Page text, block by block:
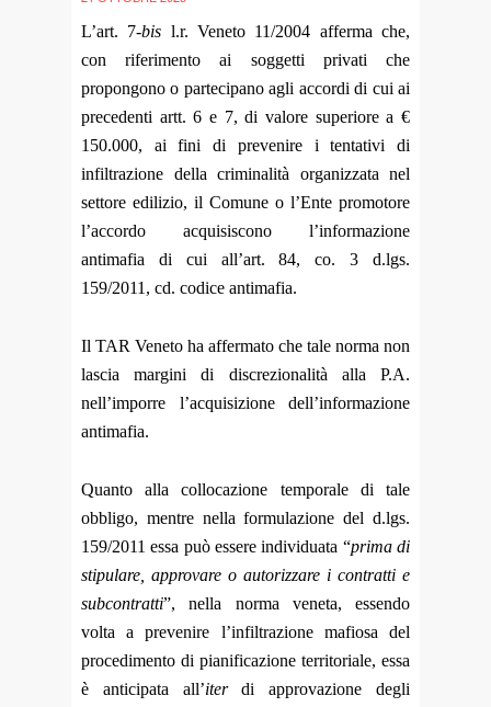
L’art. 7-bis l.r. Veneto 11/2004 afferma che,
con riferimento ai soggetti privati che
propongono o partecipano agli accordi di cui ai
precedenti artt. 6 e 7, di valore superiore a €
150.000, ai fini di prevenire i tentativi di
infiltrazione della criminalità organizzata nel
settore edilizio, il Comune o l’Ente promotore
l’accordo acquisiscono l’informazione
antimafia di cui all’art. 84, co. 3 d.lgs.
159/2011, cd. codice antimafia.
Il TAR Veneto ha affermato che tale norma non
lascia margini di discrezionalità alla P.A.
nell’imporre l’acquisizione dell’informazione
antimafia.
Quanto alla collocazione temporale di tale
obbligo, mentre nella formulazione del d.lgs.
159/2011 essa può essere individuata “prima di
stipulare, approvare o autorizzare i contratti e
subcontratti”, nella norma veneta, essendo
volta a prevenire l’infiltrazione mafiosa del
procedimento di pianificazione territoriale, essa
è anticipata all’iterdi approvazione degli